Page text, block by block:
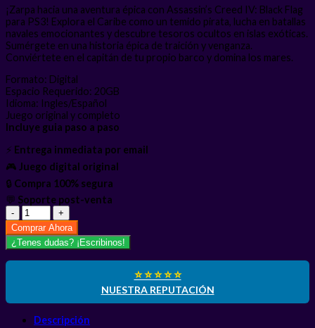
¡Zarpa hacia una aventura épica con Assassin’s Creed IV: Black Flag
para PS3! Explora el Caribe como un temido pirata, lucha en batallas
navales emocionantes y descubre tesoros ocultos en islas exóticas.
Sumérgete en una historia épica de traición y venganza.
Conviértete en el capitán de tu propio barco y domina los mares.
Formato: Digital
Espacio Requerido: 20GB
Idioma: Ingles/Español
Juego original y completo
Incluye guia paso a paso
⚡ Entrega inmediata por email
🎮 Juego digital original
🔒 Compra 100% segura
💬 Soporte post-venta
Assassin's
Creed
4
Black
Flag
Comprar Ahora
¿Tenes dudas? ¡Escribinos!
⭐ ⭐ ⭐ ⭐ ⭐
NUESTRA REPUTACIÓN
Descripción